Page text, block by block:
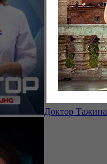
Доктор Тажина